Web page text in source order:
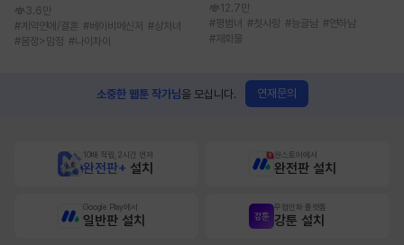
3.6만
# 계약연애/결혼 #베이비메신저 #상처녀
# 몸정>맘정 #나이차이
12.7만
#평범녀 #첫사랑 #능글남 #연하남
#재회물
소중한 웹툰 작가님을 모십니다. 연재문의
10배 적립, 2시간 먼저
완전판+ 설치
원스토어에서
완전판 설치
Google Play에서
일반판 설치
무협만화 플랫폼
강툰 설치